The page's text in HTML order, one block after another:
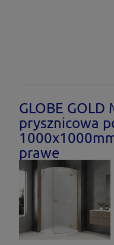
GLOBE GOLD
prysznicowa
prawe